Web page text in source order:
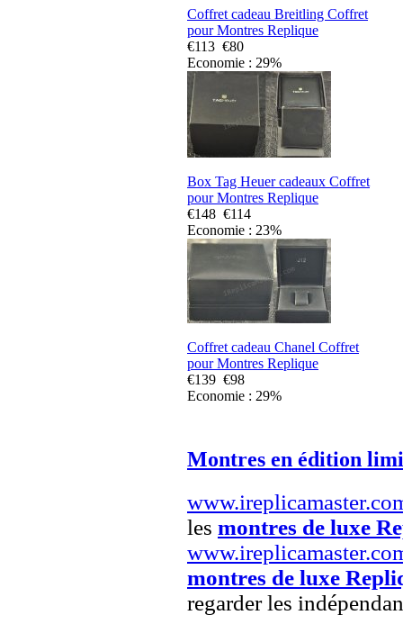
Coffret cadeau Breitling Coffret
pour Montres Replique
€113 €80
Economie : 29%
Box Tag Heuer cadeaux Coffret
pour Montres Replique
€148 €114
Economie : 23%
Coffret cadeau Chanel Coffret
pour Montres Replique
€139 €98
Economie : 29%
Montres en édition
les montres de luxe
montres de luxe
regarder les